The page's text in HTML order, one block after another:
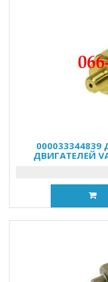
ДВИГАТЕЛЕЙ